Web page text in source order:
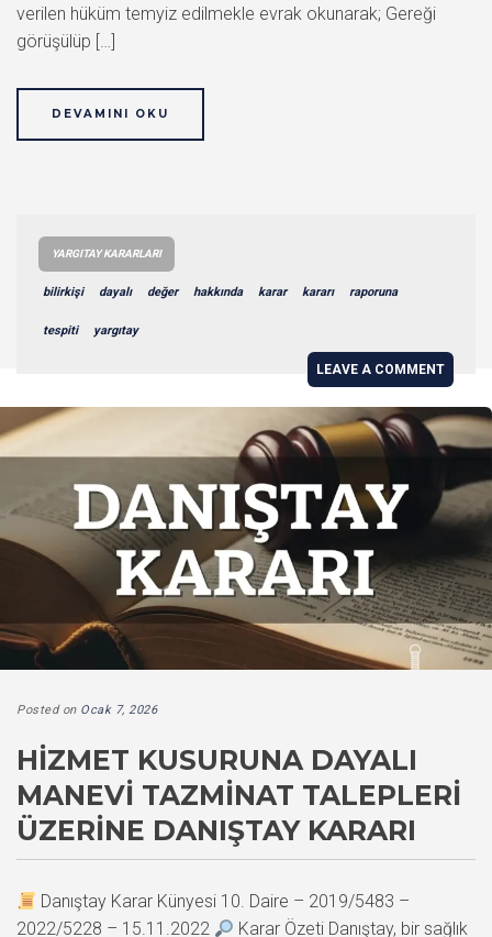
verilen hüküm temyiz edilmekle evrak okunarak; Gereği
görüşülüp […]
DEVAMINI OKU
YARGITAY KARARLARI
bilirkişi dayalı değer hakkında karar kararı raporuna
tespiti yargıtay
LEAVE A COMMENT
Posted on Ocak 7, 2026
HIZMET KUSURUNA DAYALI
MANEVI TAZMINAT TALEPLERI
ÜZERINE DANIŞTAY KARARI
Danıştay Karar Künyesi 10. Daire – 2019/5483 –
2022/5228 – 15.11.2022
Karar Özeti Danıştay, bir sağlık